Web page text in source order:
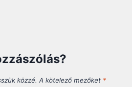
közzé. A kötelező mezőket *